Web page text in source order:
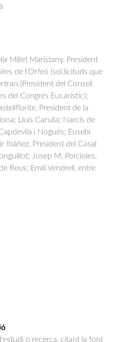
Millet Maristany, President
de l'Orfeó (sol.licituds que
(President del Consell
del Congrés Eucarístic);
President de la
Lluís Carulla; Narcís de
i Nogués; Eusebi
Ibáñez, President del Casal
Josep M. Porcioles,
Reus; Emili Vendrell, entre
o recerca, citant la font